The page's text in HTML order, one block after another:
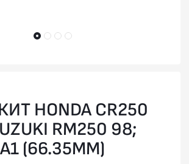
HONDA CR250
RM250 98;
(66.35MM)